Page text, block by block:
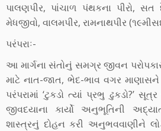
પાલણપીર, પાંચાળ પંથકના પીરો, સત
મેધજીવો, વાલમપીર, રામનાથપીર
પરંપરાઃ-
આ માર્ગના સંતોનું સમગ્ર જીવન
માટે નાત-જાત, ભેદ-ભાવ વગર
પરંપરામાં ‘ટુકડો ત્યાં પ્રભુ ઢુકડો?’
જીવદયાના કાર્યો અનુભૂતિની
શાસ્ત્રનું દોહન કરી અનુભવવાણીને